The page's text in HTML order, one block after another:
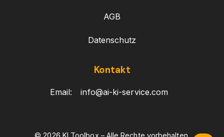
AGB
Datenschutz
Kontakt
Email: info@ai-ki-service.com
© 2026 KI Toolbox – Alle Rechte vorbehalten.